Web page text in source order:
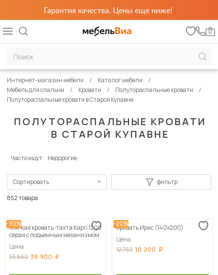
Гарантия качества. Цены еще ниже!
0
ПОЛУТОРАСПАЛЬНЫЕ КРОВАТИ
В СТАРОЙ КУПАВНЕ
Интернет-магазин мебели
Каталог мебели
Мебель для спальни
Кровати
Полутораспальные кровати
Полутораспальные кровати в Старой Купавне
Часто ищут: Недорогие
Сортировать
Сначала дорогие
фильтр
852 товара
-30%
Мягкая кровать-тахта Kapri 1200
серая c подъемным механизмом
Цена
55 560 38 900
-20%
Кровать Ирис (140х200)
Цена
12 750 10 200